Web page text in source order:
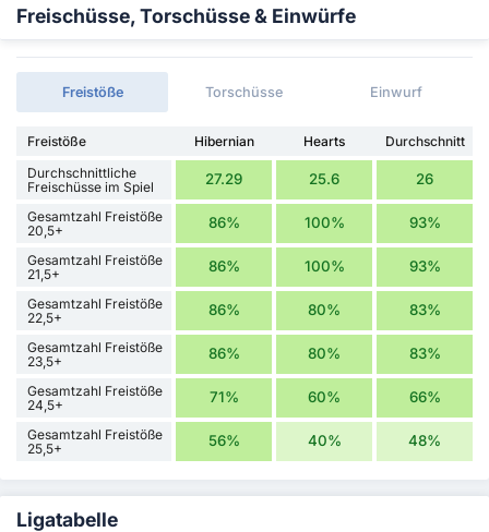
Freischüsse, Torschüsse & Einwürfe
Freistöße Torschüsse Einwurf
Freistöße Hibernian Hearts
Durchschnitt
Durchschnittliche
Freischüsse im Spiel
27.29 25.6 26
Gesamtzahl Freistöße
20,5+
86% 100% 93%
Gesamtzahl Freistöße
21,5+
86% 100% 93%
Gesamtzahl Freistöße
22,5+
86% 80% 83%
Gesamtzahl Freistöße
23,5+
86% 80% 83%
Gesamtzahl Freistöße
24,5+
71% 60% 66%
Gesamtzahl Freistöße
25,5+
56% 40% 48%
Ligatabelle